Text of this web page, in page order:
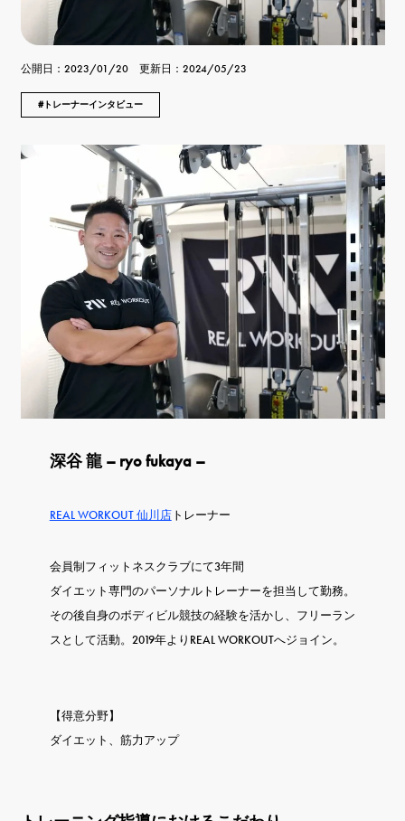
公開日：2023/01/20 更新日：2024/05/23
トレーナーインタビュー
深谷 龍 – ryo fukaya –
REAL WORKOUT 仙川店トレーナー
会員制フィットネスクラブにて3年間
ダイエット専門のパーソナルトレーナーを担当して勤務。
その後自身のボディビル競技の経験を活かし、フリーラン
スとして活動。2019年よりREAL WORKOUTへジョイン。
【得意分野】
ダイエット、筋力アップ